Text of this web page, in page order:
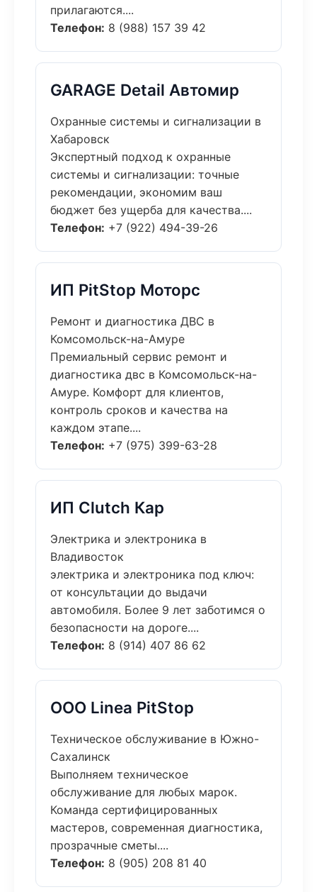
прилагаются....
Телефон: 8 (988) 157 39 42
GARAGE Detail Автомир
Охранные системы и сигнализации в
Хабаровск
Экспертный подход к охранные
системы и сигнализации: точные
рекомендации, экономим ваш
бюджет без ущерба для качества....
Телефон: +7 (922) 494-39-26
ИП PitStop Моторс
Ремонт и диагностика ДВС в
Комсомольск-на-Амуре
Премиальный сервис ремонт и
диагностика двс в Комсомольск-на-
Амуре. Комфорт для клиентов,
контроль сроков и качества на
каждом этапе....
Телефон: +7 (975) 399-63-28
ИП Clutch Кар
Электрика и электроника в
Владивосток
электрика и электроника под ключ:
от консультации до выдачи
автомобиля. Более 9 лет заботимся о
безопасности на дороге....
Телефон: 8 (914) 407 86 62
ООО Linea PitStop
Техническое обслуживание в Южно-
Сахалинск
Выполняем техническое
обслуживание для любых марок.
Команда сертифицированных
мастеров, современная диагностика,
прозрачные сметы....
Телефон: 8 (905) 208 81 40